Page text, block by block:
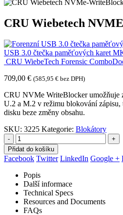
CRU Wiebetech
USB 3.0 čtečka paměťových karet
CRU WiebeTech Forensic
709,00 € (585,95 € bez DPH)
CRU NVMe WriteBlocker umožňuje
U.2 a M.2 v režimu blokování zápisu,
disku beze změny obsahu.
SKU: 3225 Kategorie: Blokátory
-
+
Přidat do košíku
Facebook Twitter LinkedIn Google +
Popis
Další informace
Technical Specs
Resources and Documents
FAQs